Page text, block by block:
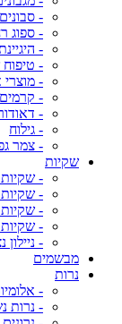
- סבונים
- ספוג
-
-
- מוצרי
-
-
- גילוח
- צמר
שקיות
-
-
-
- שקיות
- ניילון
מבשמים
נרות
-
- נרות